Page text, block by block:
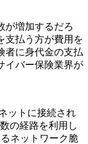
が増加するだろ
支払う方が費用を
者に身代金の支払
イバー保険業界が
ットに接続され
の経路を利用し
ネットワーク脆